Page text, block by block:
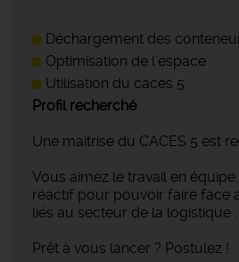
Déchargement des
Optimisation de l'espace
Utilisation du caces 5
Profil recherché
Une maitrise du CACES 5 est
Vous aimez le travail en
réactif pour pouvoir faire face
liés au secteur de la logistique .
Prêt à vous lancer ? Postulez !